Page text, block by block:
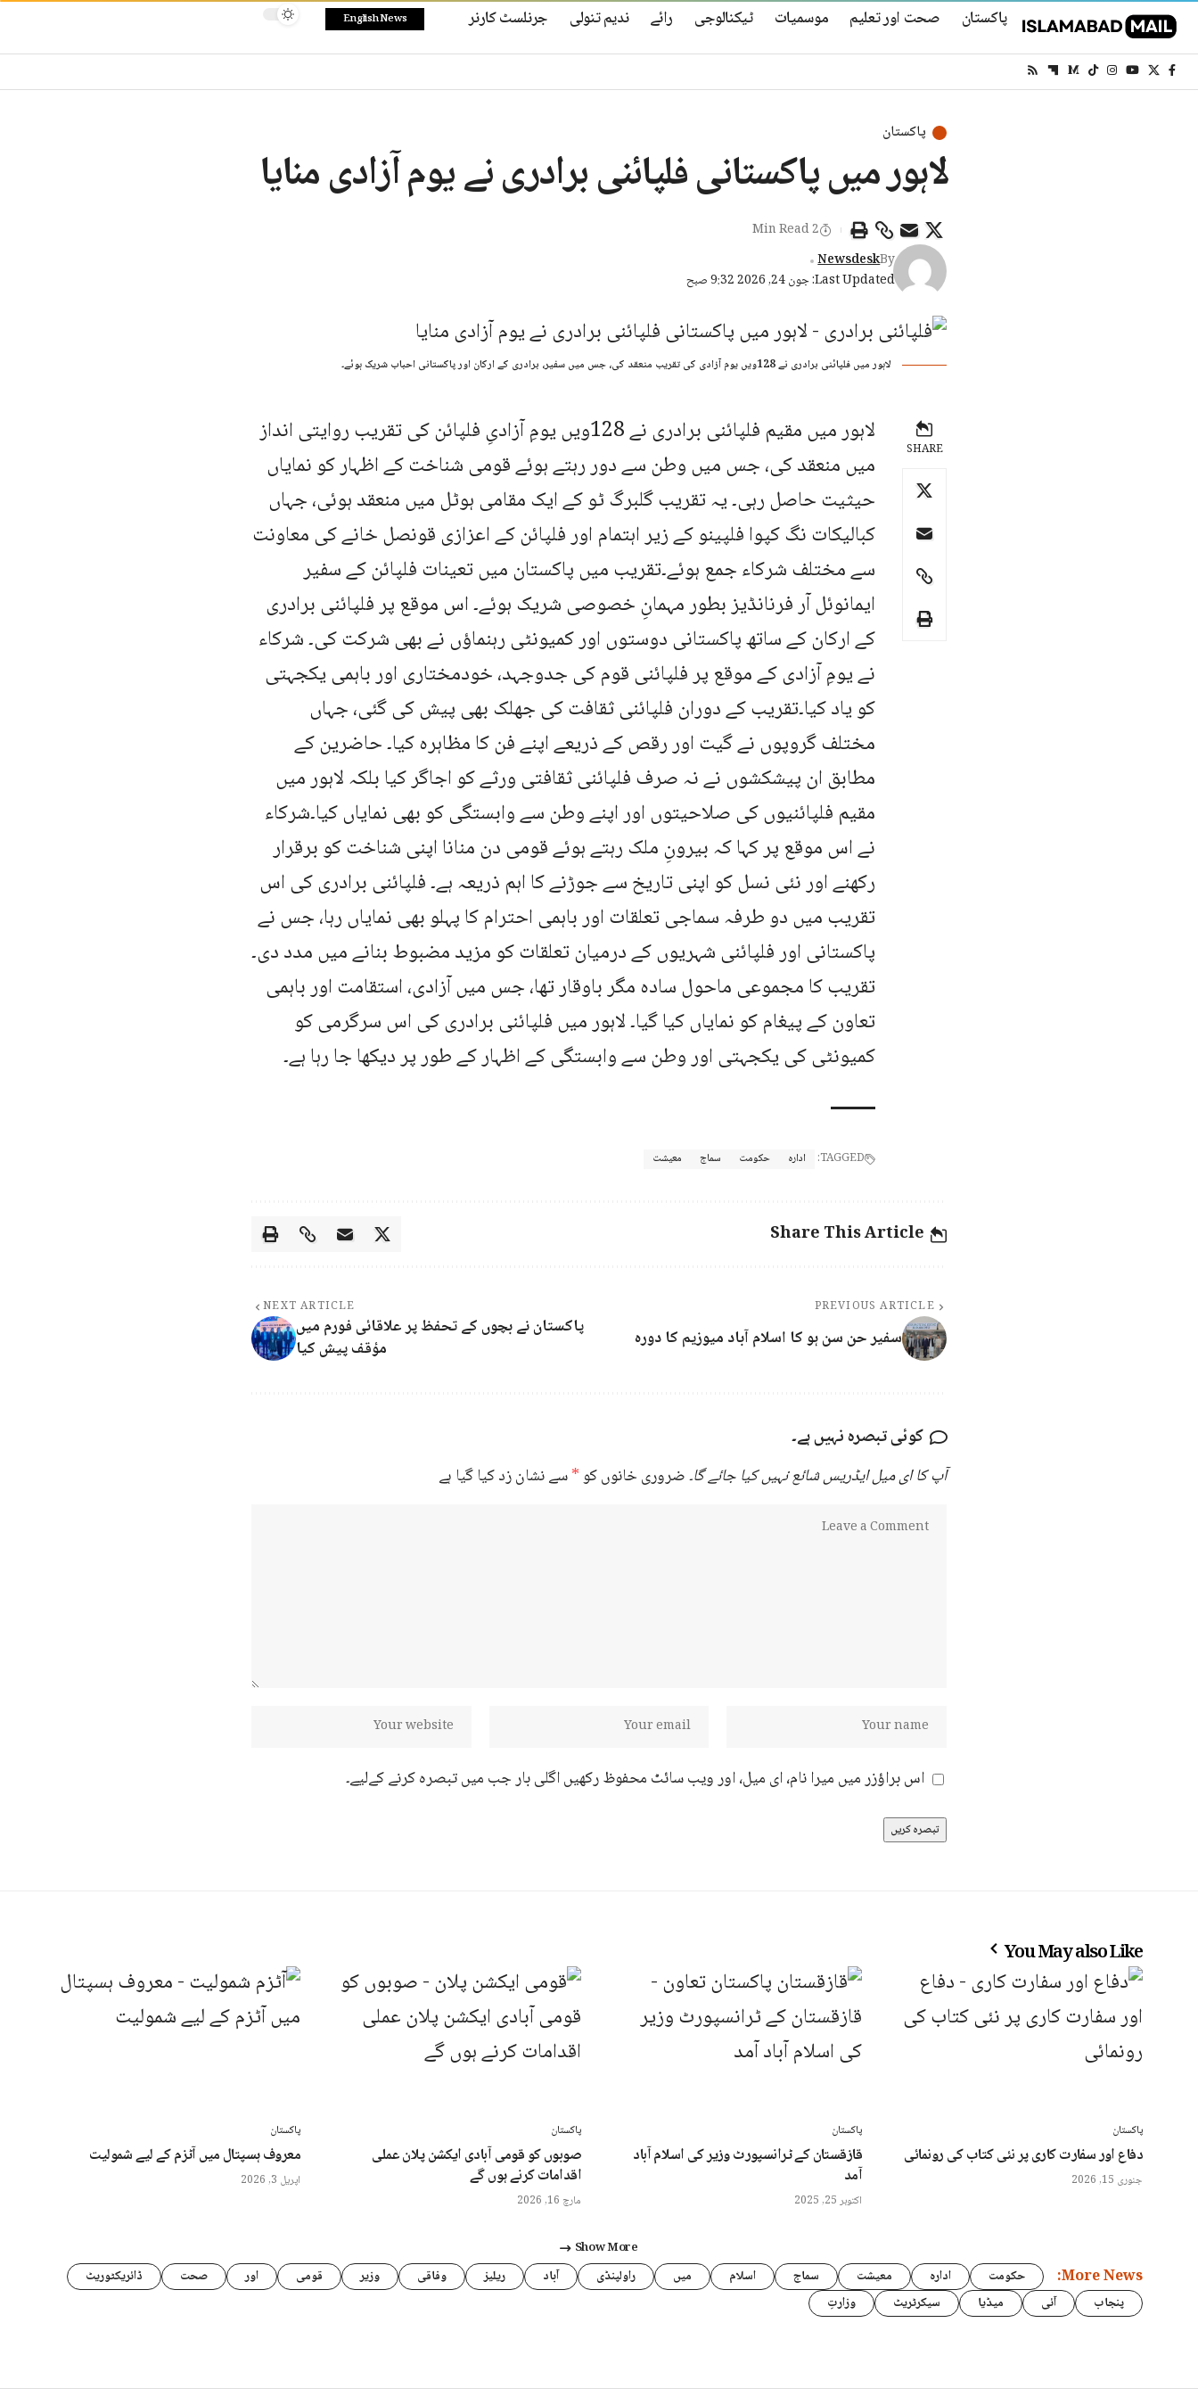
پاکستان صحت اور تعلیم موسمیات ٹیکنالوجی رائے ندیم تنولی جرنلسٹ کارنر English News
پاکستان
لاہور میں پاکستانی فلپائنی برادری نے یوم آزادی منایا
Last Updated: جون 24, 2026 9:32 صبح
By
Newsdesk
2 Min Read
لاہور میں فلپائنی برادری نے 128ویں یوم آزادی کی تقریب منعقد کی، جس میں سفیر، برادری کے ارکان اور پاکستانی احباب شریک ہوئے۔
SHARE
لاہور میں مقیم فلپائنی برادری نے 128ویں یومِ آزادیِ فلپائن کی تقریب روایتی انداز
میں منعقد کی، جس میں وطن سے دور رہتے ہوئے قومی شناخت کے اظہار کو نمایاں
حیثیت حاصل رہی۔ یہ تقریب گلبرگ ٹو کے ایک مقامی ہوٹل میں منعقد ہوئی، جہاں
کبالیکات نگ کپوا فلپینو کے زیر اہتمام اور فلپائن کے اعزازی قونصل خانے کی معاونت
سے مختلف شرکاء جمع ہوئے۔تقریب میں پاکستان میں تعینات فلپائن کے سفیر
ایمانوئل آر فرنانڈیز بطور مہمانِ خصوصی شریک ہوئے۔ اس موقع پر فلپائنی برادری
کے ارکان کے ساتھ پاکستانی دوستوں اور کمیونٹی رہنماؤں نے بھی شرکت کی۔ شرکاء
نے یومِ آزادی کے موقع پر فلپائنی قوم کی جدوجہد، خودمختاری اور باہمی یکجہتی
کو یاد کیا۔تقریب کے دوران فلپائنی ثقافت کی جھلک بھی پیش کی گئی، جہاں
مختلف گروپوں نے گیت اور رقص کے ذریعے اپنے فن کا مظاہرہ کیا۔ حاضرین کے
مطابق ان پیشکشوں نے نہ صرف فلپائنی ثقافتی ورثے کو اجاگر کیا بلکہ لاہور میں
مقیم فلپائنیوں کی صلاحیتوں اور اپنے وطن سے وابستگی کو بھی نمایاں کیا۔شرکاء
نے اس موقع پر کہا کہ بیرونِ ملک رہتے ہوئے قومی دن منانا اپنی شناخت کو برقرار
رکھنے اور نئی نسل کو اپنی تاریخ سے جوڑنے کا اہم ذریعہ ہے۔ فلپائنی برادری کی اس
تقریب میں دو طرفہ سماجی تعلقات اور باہمی احترام کا پہلو بھی نمایاں رہا، جس نے
پاکستانی اور فلپائنی شہریوں کے درمیان تعلقات کو مزید مضبوط بنانے میں مدد دی۔
تقریب کا مجموعی ماحول سادہ مگر باوقار تھا، جس میں آزادی، استقامت اور باہمی
تعاون کے پیغام کو نمایاں کیا گیا۔ لاہور میں فلپائنی برادری کی اس سرگرمی کو
کمیونٹی کی یکجہتی اور وطن سے وابستگی کے اظہار کے طور پر دیکھا جا رہا ہے۔
TAGGED: ادارہ حکومت سماج معیشت
Share This Article
PREVIOUS ARTICLE
سفیر حن سن ہو کا اسلام آباد میوزیم کا دورہ
NEXT ARTICLE
پاکستان نے بچوں کے تحفظ پر علاقائی فورم میں
مؤقف پیش کیا
کوئی تبصرہ نہیں ہے۔
آپ کا ای میل ایڈریس شائع نہیں کیا جائے گا۔ضروری خانوں کو*سے نشان زد کیا گیا ہے
اس براؤزر میں میرا نام، ای میل، اور ویب سائٹ محفوظ رکھیں اگلی بار جب میں تبصرہ کرنے کےلیے۔
You May also Like
پاکستان
دفاع اور سفارت کاری پر نئی کتاب کی رونمائی
جنوری 15, 2026
پاکستان
قازقستان کے ٹرانسپورٹ وزیر کی اسلام آباد
آمد
اکتوبر 25, 2025
پاکستان
صوبوں کو قومی آبادی ایکشن پلان عملی
اقدامات کرنے ہوں گے
مارچ 16, 2026
پاکستان
معروف ہسپتال میں آٹزم کے لیے شمولیت
اپریل 3, 2026
Show More
More News: حکومت ادارہ معیشت سماج اسلام میں راولپنڈی آباد ریلیز وفاقی وزیر قومی اور صحت
ڈائریکٹوریٹ
پنجاب
آئی میڈیا سیکرٹریٹ وزارتِ